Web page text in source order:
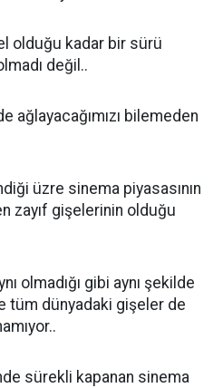
olduğu kadar bir sürü
değil..
ağlayacağımızı bilemeden
üzre sinema piyasasının
zayıf gişelerinin olduğu
olmadığı gibi aynı şekilde
tüm dünyadaki gişeler de
sürekli kapanan sinema